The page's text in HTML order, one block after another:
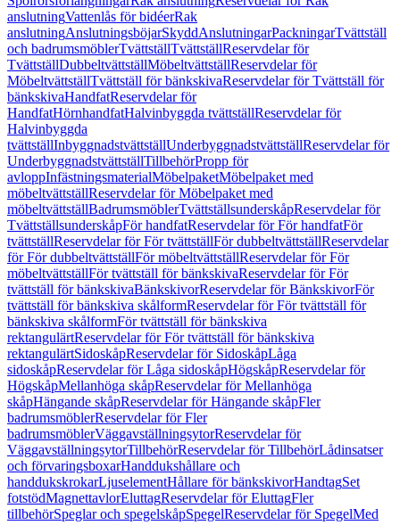
anslutningVattenlås för bidéerRak
anslutningAnslutningsböjarSkyddAnslutningarPackningarTvättställ
och badrumsmöblerTvättställTvättställReservdelar för
TvättställDubbeltvättställMöbeltvättställReservdelar för
MöbeltvättställTvättställ för bänkskivaReservdelar för Tvättställ för
bänkskivaHandfatReservdelar för
HandfatHörnhandfatHalvinbyggda tvättställReservdelar för
Halvinbyggda
tvättställInbyggnadstvättställUnderbyggnadstvättställReservdelar för
UnderbyggnadstvättställTillbehörPropp för
avloppInfästningsmaterialMöbelpaketMöbelpaket med
möbeltvättställReservdelar för Möbelpaket med
möbeltvättställBadrumsmöblerTvättställsunderskåpReservdelar för
TvättställsunderskåpFör handfatReservdelar för För handfatFör
tvättställReservdelar för För tvättställFör dubbeltvättställReservdelar
för För dubbeltvättställFör möbeltvättställReservdelar för För
möbeltvättställFör tvättställ för bänkskivaReservdelar för För
tvättställ för bänkskivaBänkskivorReservdelar för BänkskivorFör
tvättställ för bänkskiva skålformReservdelar för För tvättställ för
bänkskiva skålformFör tvättställ för bänkskiva
rektangulärtReservdelar för För tvättställ för bänkskiva
rektangulärtSidoskåpReservdelar för SidoskåpLåga
sidoskåpReservdelar för Låga sidoskåpHögskåpReservdelar för
HögskåpMellanhöga skåpReservdelar för Mellanhöga
skåpHängande skåpReservdelar för Hängande skåpFler
badrumsmöblerReservdelar för Fler
badrumsmöblerVäggavställningsytorReservdelar för
VäggavställningsytorTillbehörReservdelar för TillbehörLådinsatser
och förvaringsboxarHanddukshållare och
handdukskrokarLjuselementHållare för bänkskivorHandtagSet
fotstödMagnettavlorEluttagReservdelar för EluttagFler
tillbehörSpeglar och spegelskåpSpegelReservdelar för SpegelMed